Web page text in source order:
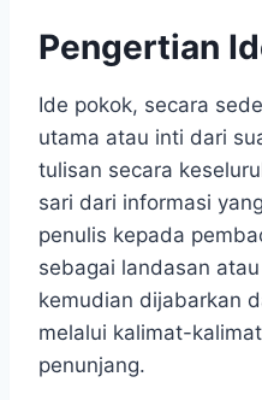
Pengertian
Ide pokok, secara
utama atau inti dari
tulisan secara
sari dari informasi
penulis kepada
sebagai landasan
kemudian dijabarkan
melalui kalimat-
penunjang.